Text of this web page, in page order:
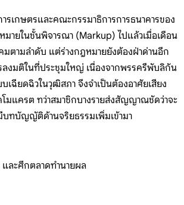
รเกษตรและคณะกรรมาธิการการธนาคารของ
มายในชั้นพิจารณา (Markup) ไปแล้วเมื่อเดือน
ตามลำดับ แต่ร่างกฎหมายยังต้องฝ่าด่านอีก
ลงมติในที่ประชุมใหญ่ เนื่องจากพรรครีพับลิกัน
เฉียดฉิวในวุฒิสภา จึงจำเป็นต้องอาศัยเสียง
มแครต ทว่าสมาชิกบางรายส่งสัญญาณชัดว่าจะ
บทบัญญัติด้านจริยธรรมเพิ่มเข้ามา
ละศึกตลาดทำนายผล